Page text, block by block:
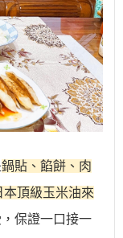
鍋貼、餡餅、肉
本頂級玉米油來
保證一口接一